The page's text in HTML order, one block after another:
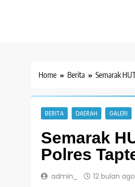
Home Berita Semarak
BERITA DAERAH GALERI
Semarak
Polres
admin_ 12 bulan ago